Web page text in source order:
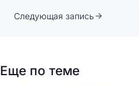
Следующая запись
Еще по теме